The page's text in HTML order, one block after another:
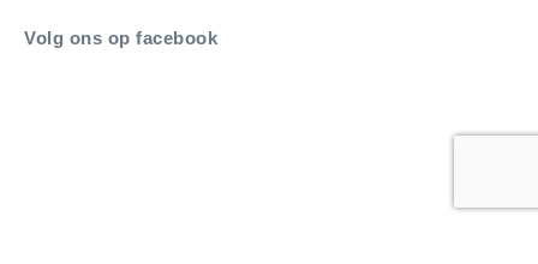
Volg ons op facebook